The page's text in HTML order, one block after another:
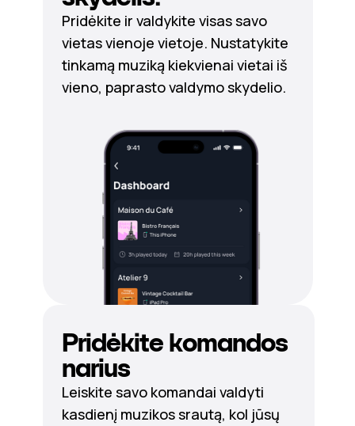
Pridėkite ir valdykite visas savo
vietas vienoje vietoje. Nustatykite
tinkamą muziką kiekvienai vietai iš
vieno, paprasto valdymo skydelio.
Pridėkite komandos
narius
Leiskite savo komandai valdyti
kasdienį muzikos srautą, kol jūsų